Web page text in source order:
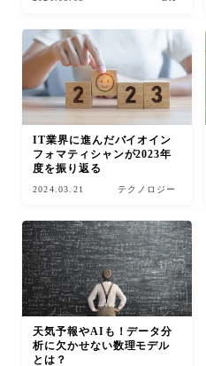
IT業界に進んだバイオイン
フォマティシャンが2023年
度を振り返る
2024.03.21 テクノロジー
天気予報やAIも！データ分
析に欠かせない数理モデル
とは？